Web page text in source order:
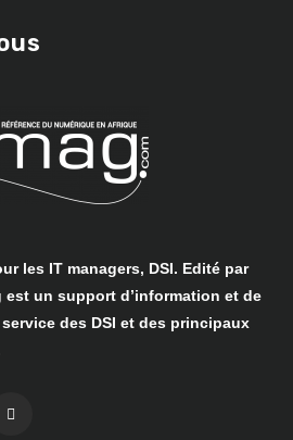
les IT managers, DSI. Edité par
est un support d’information et de
des DSI et des principaux